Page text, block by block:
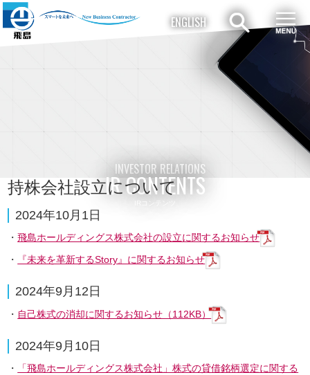
INVESTOR RELATIONS
株主・投資家のみなさまへ
SUSTAINABILITY
CONCIERGE
ANTARCTICA
飛島╳南極
TECHNOLOGY
飛島の技術 防災のトビシマ
ENGLISH
INVESTOR RELATIONS
IR CONTENTS
IRコンテンツ
持株会社設立について
2024年10月1日
飛島ホールディングス株式会社の設立に関するお知らせ
『未来を革新するStory』に関するお知らせ
2024年9月12日
自己株式の消却に関するお知らせ（112KB）
2024年9月10日
「飛島ホールディングス株式会社」株式の貸借銘柄選定に関する